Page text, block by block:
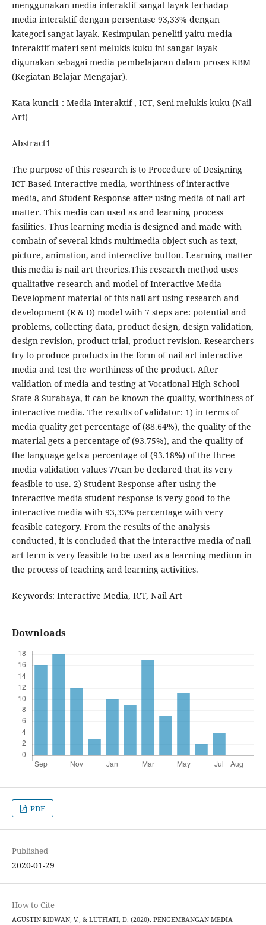
menggunakan media interaktif sangat layak terhadap
media interaktif dengan persentase 93,33% dengan
kategori sangat layak. Kesimpulan peneliti yaitu media
interaktif materi seni melukis kuku ini sangat layak
digunakan sebagai media pembelajaran dalam proses KBM
(Kegiatan Belajar Mengajar).
Kata kunci1 : Media Interaktif , ICT, Seni melukis kuku (Nail
Art)
Abstract1
The purpose of this research is to Procedure of Designing
ICT-Based Interactive media, worthiness of interactive
media, and Student Response after using media of nail art
matter. This media can used as and learning process
fasilities. Thus learning media is designed and made with
combain of several kinds multimedia object such as text,
picture, animation, and interactive button. Learning matter
this media is nail art theories.This research method uses
qualitative research and model of Interactive Media
Development material of this nail art using research and
development (R & D) model with 7 steps are: potential and
problems, collecting data, product design, design validation,
design revision, product trial, product revision. Researchers
try to produce products in the form of nail art interactive
media and test the worthiness of the product. After
validation of media and testing at Vocational High School
State 8 Surabaya, it can be known the quality, worthiness of
interactive media. The results of validator: 1) in terms of
media quality get percentage of (88.64%), the quality of the
material gets a percentage of (93.75%), and the quality of
the language gets a percentage of (93.18%) of the three
media validation values ??can be declared that its very
feasible to use. 2) Student Response after using the
interactive media student response is very good to the
interactive media with 93,33% percentage with very
feasible category. From the results of the analysis
conducted, it is concluded that the interactive media of nail
art term is very feasible to be used as a learning medium in
the process of teaching and learning activities.
Keywords: Interactive Media, ICT, Nail Art
Downloads
PDF
Published
2020-01-29
How to Cite
AGUSTIN RIDWAN, V., & LUTFIATI, D. (2020). PENGEMBANGAN MEDIA